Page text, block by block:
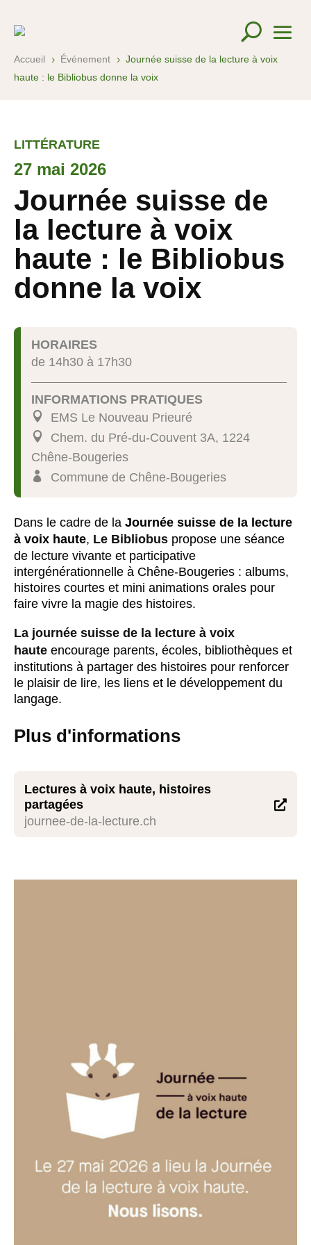
Accueil 5 Événement 5 Journée suisse de la lecture à voix
haute : le Bibliobus donne la voix
LITTÉRATURE
27 mai 2026
Journée suisse de
la lecture à voix
haute : le Bibliobus
donne la voix
HORAIRES
de 14h30 à 17h30
INFORMATIONS PRATIQUES
EMS Le Nouveau Prieuré
Chem. du Pré-du-Couvent 3A, 1224
Chêne-Bougeries
Commune de Chêne-Bougeries
Dans le cadre de la Journée suisse de la lecture
à voix haute, Le Bibliobus propose une séance
de lecture vivante et participative
intergénérationnelle à Chêne-Bougeries : albums,
histoires courtes et mini animations orales pour
faire vivre la magie des histoires.
La journée suisse de la lecture à voix
haute encourage parents, écoles, bibliothèques et
institutions à partager des histoires pour renforcer
le plaisir de lire, les liens et le développement du
langage.
Plus d'informations

Lectures à voix haute, histoires
partagées
journee-de-la-lecture.ch